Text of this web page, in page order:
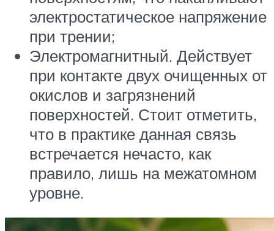
электростатическое напряжение
при трении;
Электромагнитный. Действует
при контакте двух очищенных от
окислов и загрязнений
поверхностей. Стоит отметить,
что в практике данная связь
встречается нечасто, как
правило, лишь на межатомном
уровне.